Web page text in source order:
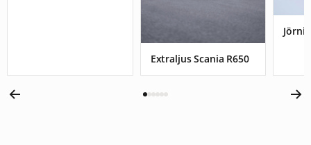
Extraljus Scania R650